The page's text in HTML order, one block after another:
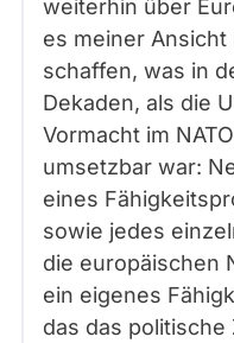
weiterhin über
es meiner
schaffen, was in
Dekaden, als die
Vormacht im
umsetzbar war:
eines
sowie jedes
die europäischen
ein eigenes
das das politische